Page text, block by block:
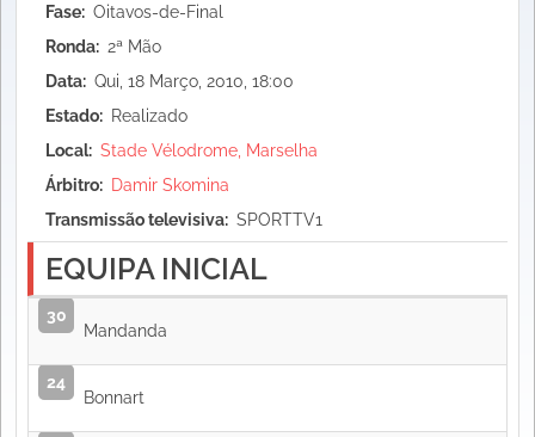
Fase
Oitavos-de-Final
Ronda
2ª Mão
Data
Qui, 18 Março, 2010, 18:00
Estado
Realizado
Local
Stade Vélodrome, Marselha
Árbitro
Damir Skomina
Transmissão televisiva
SPORTTV1
EQUIPA INICIAL
30
Mandanda
24
Bonnart